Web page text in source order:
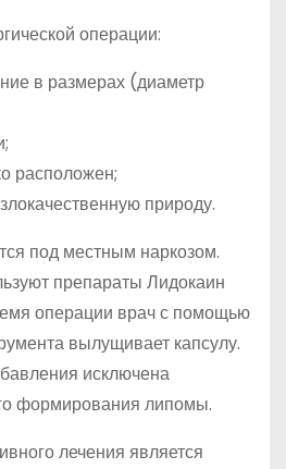
операции:
в размерах (диаметр
расположен;
природу.
под местным наркозом.
препараты Лидокаин
операции врач с помощью
вылущивает капсулу.
исключена
формирования липомы.
лечения является